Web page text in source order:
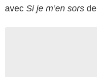
avec Si je m’en sors de